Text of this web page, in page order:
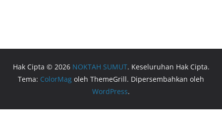
Hak Cipta © 2026 NOKTAH SUMUT. Keseluruhan Hak Cipta.
Tema: ColorMag oleh ThemeGrill. Dipersembahkan oleh
WordPress.